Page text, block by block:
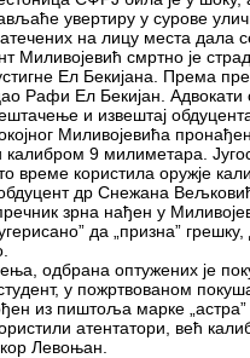
увертиру у сурове
на лицу места дала
Миливојевић смртно је
Ел Бекијана. Према
Рафи Ел Бекијан. Адвокати
и извештај
Миливојевића
калибром 9 милиметара.
време користила оружје
др Снежана
зрна нађен у
да „призна”
одбрана оптужених је
у пожртвованом
из пиштоља марке
атентатори, већ
Левоњан.